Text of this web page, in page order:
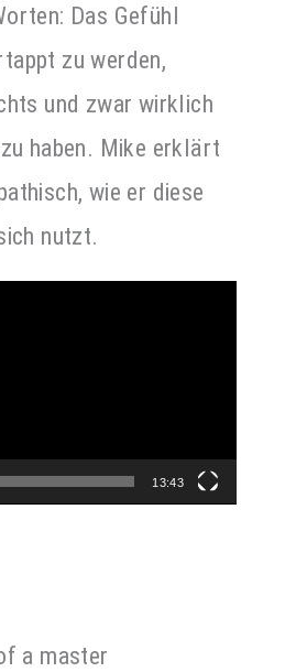
Das Gefühl
zu werden,
und zwar wirklich
haben. Mike erklärt
wie er diese
nutzt.
13:43
a master